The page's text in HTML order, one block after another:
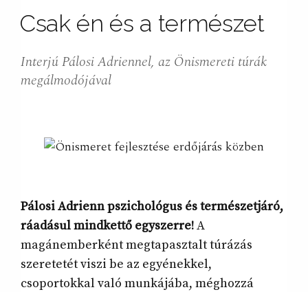
Csak én és a természet
Interjú Pálosi Adriennel, az Önismereti túrák
megálmodójával
Pálosi Adrienn pszichológus és természetjáró,
ráadásul mindkettő egyszerre!A
magánemberként megtapasztalt túrázás
szeretetét viszi be az egyénekkel,
csoportokkal való munkájába, méghozzá